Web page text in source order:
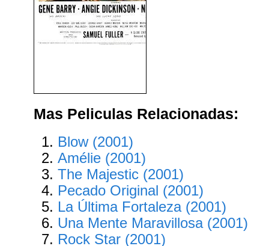
Mas Peliculas Relacionadas:
Blow (2001)
Amélie (2001)
The Majestic (2001)
Pecado Original (2001)
La Última Fortaleza (2001)
Una Mente Maravillosa (2001)
Rock Star (2001)